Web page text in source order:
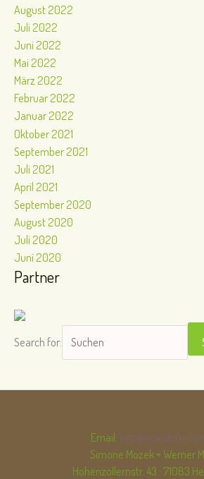
August 2022
Juli 2022
Juni 2022
Mai 2022
März 2022
Februar 2022
Januar 2022
Oktober 2021
September 2021
Juli 2021
April 2021
September 2020
August 2020
Juli 2020
Juni 2020
Partner
Search for:
Email: info@wandern-
Simone Mozek + Werner
Hohenzollernstr. 43 · 71083